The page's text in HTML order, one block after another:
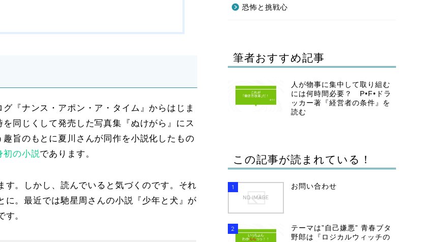
グ『ナンス・アポン・ア・タイム 』からはじま
同じくして発売した写真集『 ぬけがら 』にス
趣旨のもとに夏川さんが同作を小説化したもの
初の小説であります。
す。しかし、読んでいると気づくのです。それ
に。最近では馳星周さんの小説『 少年と犬 』が
。
恐怖と挑戦心
筆者おすすめ記事
人が物事に集中して取り組む
には何時間必要？ P•F•ドラ
ッカー著『経営者の条件』を
読む
この記事が読まれている！
1 お問い合わせ
2
テーマは”自己嫌悪” 青春ブタ
野郎は『ロジカルウィッチの